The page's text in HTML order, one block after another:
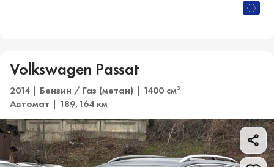
Volkswagen Passat
2014 | Бензин / Газ (метан) | 1400 см3
Автомат | 189,164 км